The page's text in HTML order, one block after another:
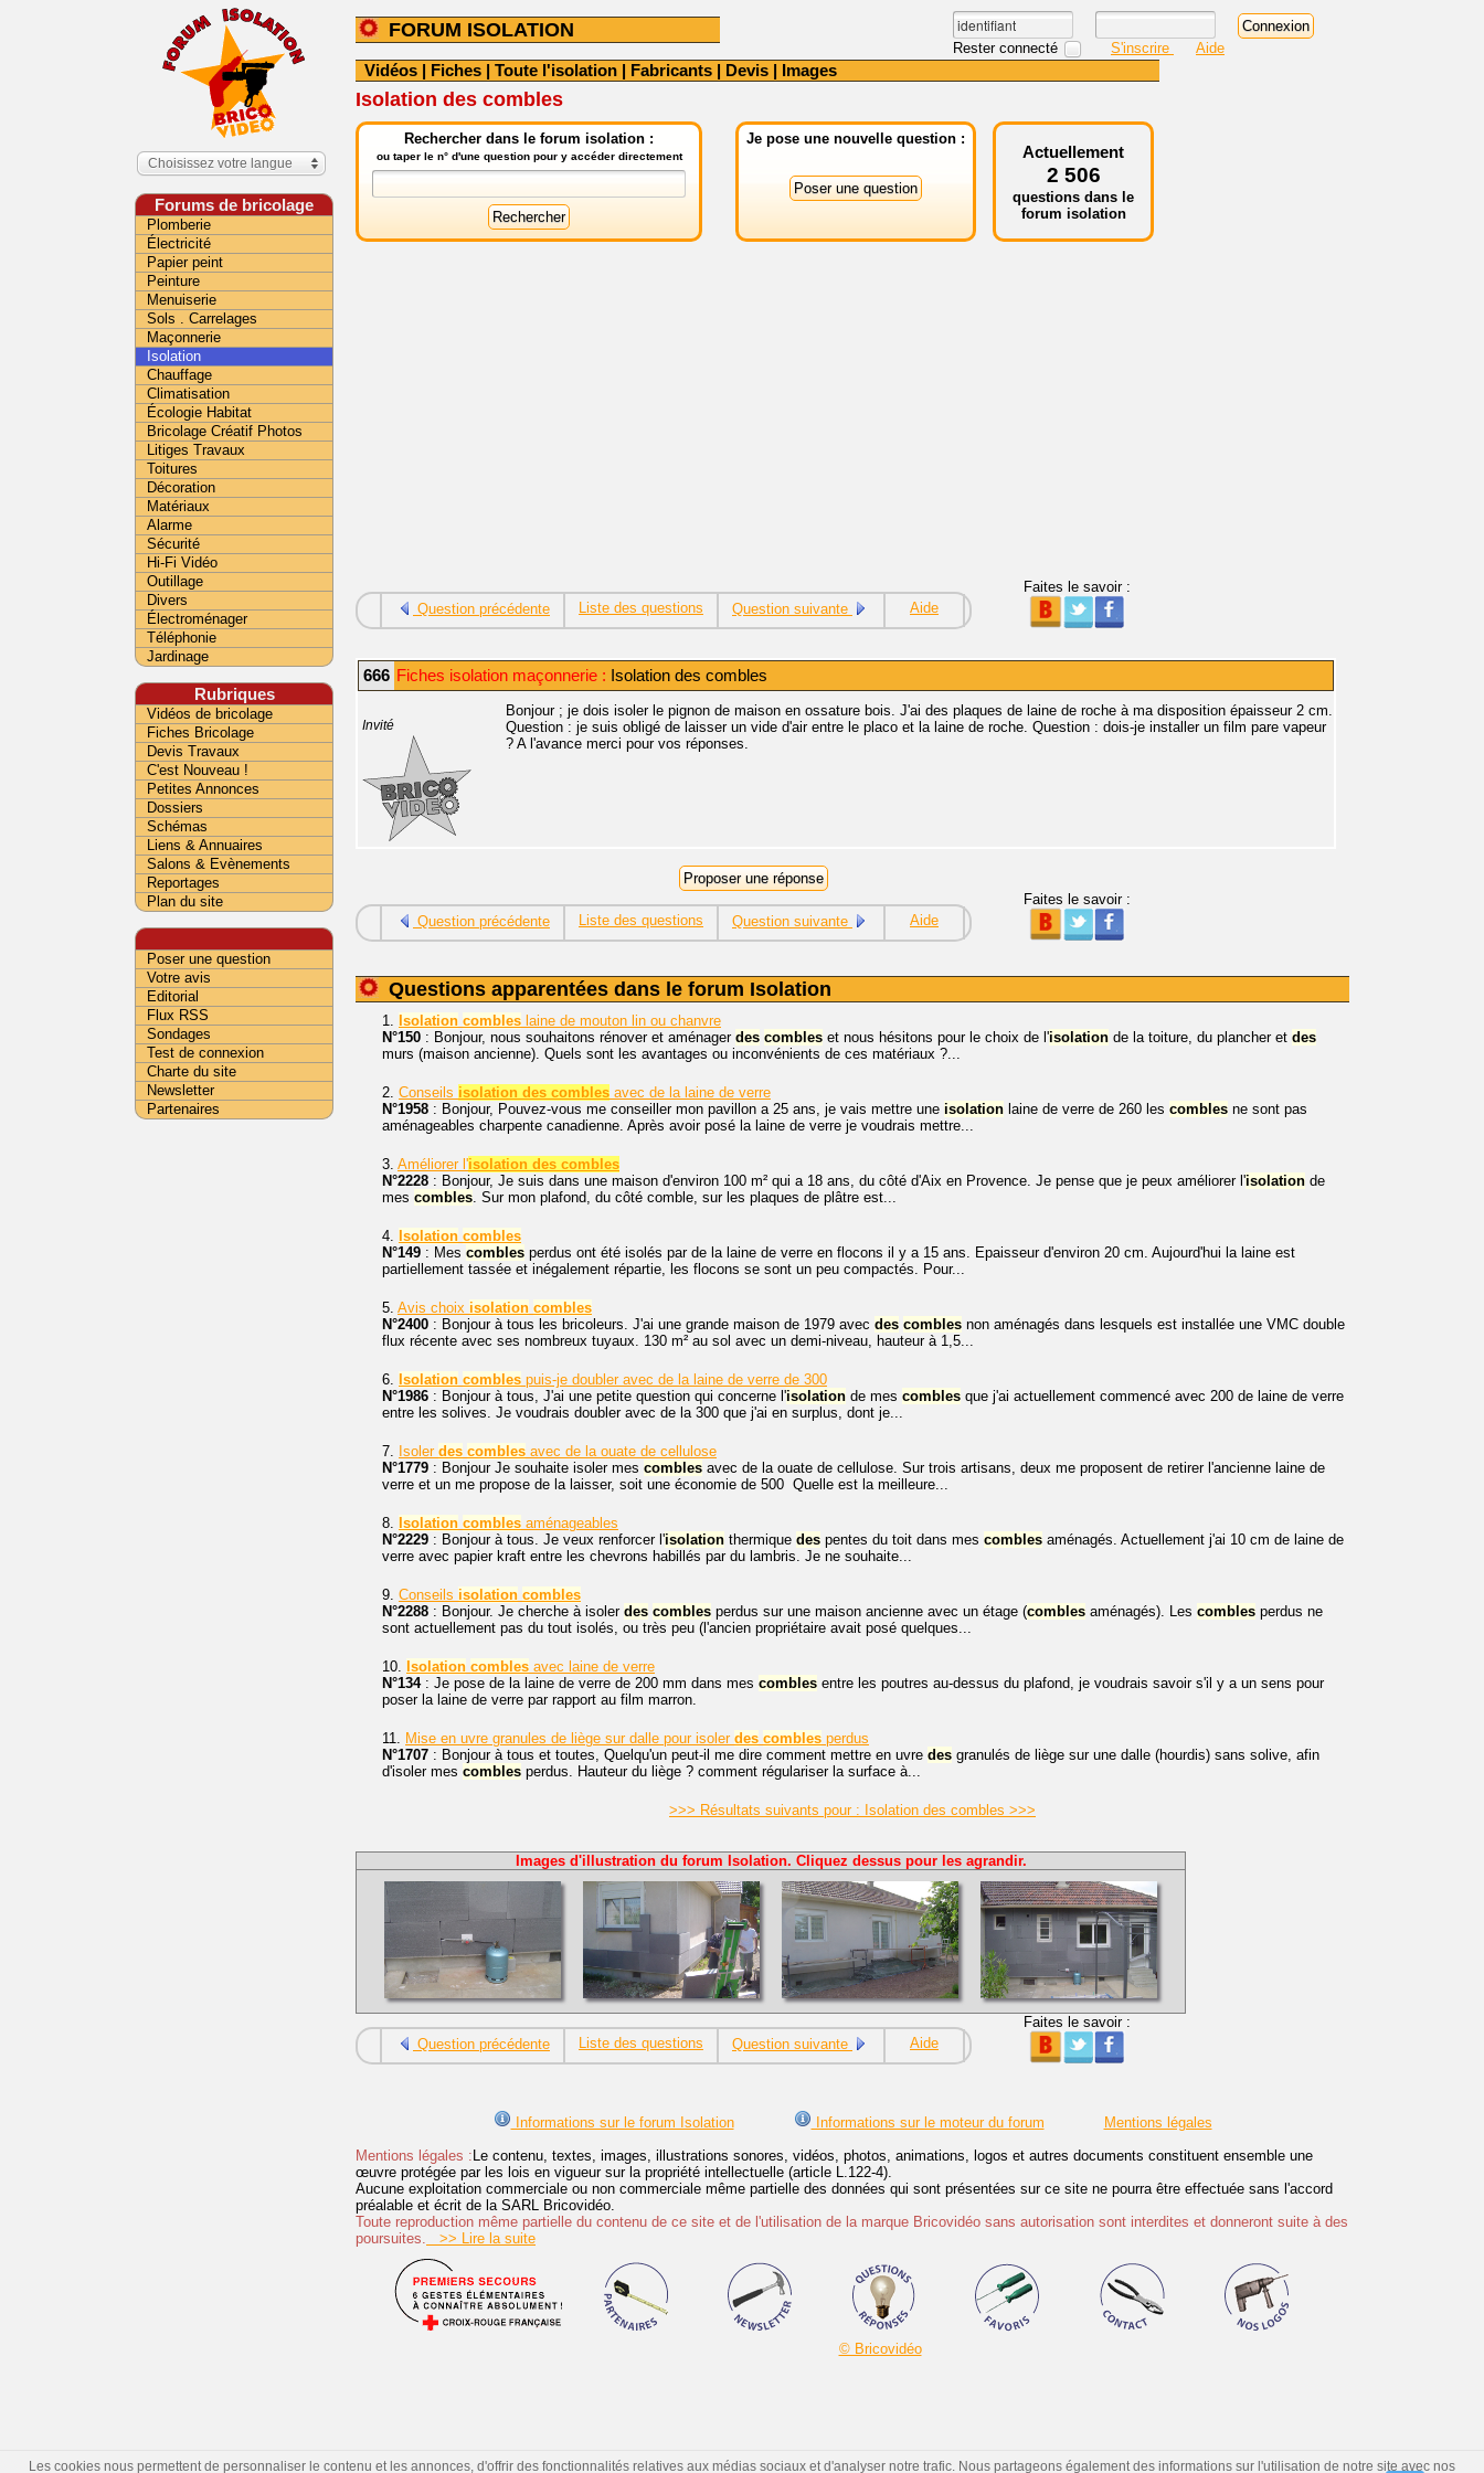
FORUM ISOLATION
Rester connecté S'inscrire Aide
Vidéos | Fiches | Toute l'isolation | Fabricants | Devis | Images
Isolation des combles
Rechercher dans le forum isolation :
ou taper le n° d'une question pour y accéder directement
Je pose une nouvelle question :
Actuellement
2 506
questions dans le
forum isolation
Question précédente Liste des questions Question suivante Aide
Faites le savoir :
666 Fiches isolation maçonnerie : Isolation des combles
Invité
Bonjour ; je dois isoler le pignon de maison en ossature bois. J'ai des plaques de laine de roche à ma disposition épaisseur 2 cm.
Question : je suis obligé de laisser un vide d'air entre le placo et la laine de roche. Question : dois-je installer un film pare vapeur
? A l'avance merci pour vos réponses.
Question précédente Liste des questions Question suivante Aide
Faites le savoir :
Questions apparentées dans le forum Isolation
1. Isolation combles laine de mouton lin ou chanvre
N°150 : Bonjour, nous souhaitons rénover et aménager des combles et nous hésitons pour le choix de l'isolation de la toiture, du plancher et des
murs (maison ancienne). Quels sont les avantages ou inconvénients de ces matériaux ?...
2. Conseils isolation des combles avec de la laine de verre
N°1958 : Bonjour, Pouvez-vous me conseiller mon pavillon a 25 ans, je vais mettre une isolation laine de verre de 260 les combles ne sont pas
aménageables charpente canadienne. Après avoir posé la laine de verre je voudrais mettre...
3. Améliorer l'isolation des combles
N°2228 : Bonjour, Je suis dans une maison d'environ 100 m² qui a 18 ans, du côté d'Aix en Provence. Je pense que je peux améliorer l'isolation de
mes combles. Sur mon plafond, du côté comble, sur les plaques de plâtre est...
4. Isolation combles
N°149 : Mes combles perdus ont été isolés par de la laine de verre en flocons il y a 15 ans. Epaisseur d'environ 20 cm. Aujourd'hui la laine est
partiellement tassée et inégalement répartie, les flocons se sont un peu compactés. Pour...
5. Avis choix isolation combles
N°2400 : Bonjour à tous les bricoleurs. J'ai une grande maison de 1979 avec des combles non aménagés dans lesquels est installée une VMC double
flux récente avec ses nombreux tuyaux. 130 m² au sol avec un demi-niveau, hauteur à 1,5...
6. Isolation combles puis-je doubler avec de la laine de verre de 300
N°1986 : Bonjour à tous, J'ai une petite question qui concerne l'isolation de mes combles que j'ai actuellement commencé avec 200 de laine de verre
entre les solives. Je voudrais doubler avec de la 300 que j'ai en surplus, dont je...
7. Isoler des combles avec de la ouate de cellulose
N°1779 : Bonjour Je souhaite isoler mes combles avec de la ouate de cellulose. Sur trois artisans, deux me proposent de retirer l'ancienne laine de
verre et un me propose de la laisser, soit une économie de 500  Quelle est la meilleure...
8. Isolation combles aménageables
N°2229 : Bonjour à tous. Je veux renforcer l'isolation thermique des pentes du toit dans mes combles aménagés. Actuellement j'ai 10 cm de laine de
verre avec papier kraft entre les chevrons habillés par du lambris. Je ne souhaite...
9. Conseils isolation combles
N°2288 : Bonjour. Je cherche à isoler des combles perdus sur une maison ancienne avec un étage (combles aménagés). Les combles perdus ne
sont actuellement pas du tout isolés, ou très peu (l'ancien propriétaire avait posé quelques...
10. Isolation combles avec laine de verre
N°134: Je pose de la laine de verre de 200 mm dans mes combles entre les poutres au-dessus du plafond, je voudrais savoir s'il y a un sens pour
poser la laine de verre par rapport au film marron.
11. Mise en uvre granules de liège sur dalle pour isoler des combles perdus
N°1707 : Bonjour à tous et toutes, Quelqu'un peut-il me dire comment mettre en uvre des granulés de liège sur une dalle (hourdis) sans solive, afin
d'isoler mes combles perdus. Hauteur du liège ? comment régulariser la surface à...
>>> Résultats suivants pour : Isolation des combles >>>
Images d'illustration du forum Isolation. Cliquez dessus pour les agrandir.
Question précédente Liste des questions Question suivante Aide
Faites le savoir :
Informations sur le forum Isolation Informations sur le moteur du forum
Mentions légales
Mentions légales : Le contenu, textes, images, illustrations sonores, vidéos, photos, animations, logos et autres documents constituent ensemble une
œuvre protégée par les lois en vigueur sur la propriété intellectuelle (article L.122-4).
Aucune exploitation commerciale ou non commerciale même partielle des données qui sont présentées sur ce site ne pourra être effectuée sans l'accord
préalable et écrit de la SARL Bricovidéo.
Toute reproduction même partielle du contenu de ce site et de l'utilisation de la marque Bricovidéo sans autorisation sont interdites et donneront suite à des
poursuites. >> Lire la suite
© Bricovidéo
Choisissez votre langue
Forums de bricolage
Plomberie
Électricité
Papier peint
Peinture
Menuiserie
Sols . Carrelages
Maçonnerie
Isolation
Chauffage
Climatisation
Écologie Habitat
Bricolage Créatif Photos
Litiges Travaux
Toitures
Décoration
Matériaux
Alarme
Sécurité
Hi-Fi Vidéo
Outillage
Divers
Électroménager
Téléphonie
Jardinage
Rubriques
Vidéos de bricolage
Fiches Bricolage
Devis Travaux
C'est Nouveau !
Petites Annonces
Dossiers
Schémas
Liens & Annuaires
Salons & Evènements
Reportages
Plan du site
Poser une question
Votre avis
Editorial
Flux RSS
Sondages
Test de connexion
Charte du site
Newsletter
Partenaires
Les cookies nous permettent de personnaliser le contenu et les annonces, d'offrir des fonctionnalités relatives aux médias sociaux et d'analyser notre trafic. Nous partageons également des informations sur l'utilisation de notre site avec nos